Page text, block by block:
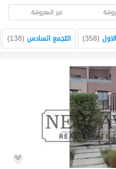
غير المفروشة
(
358
) التجمع السادس (
138
)